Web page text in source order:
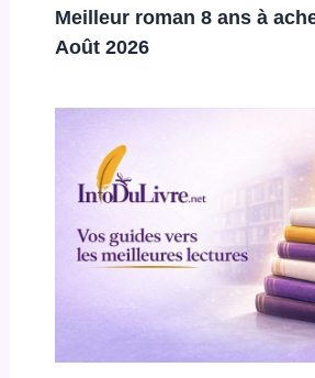
Meilleur roman 8 ans à
Août 2026